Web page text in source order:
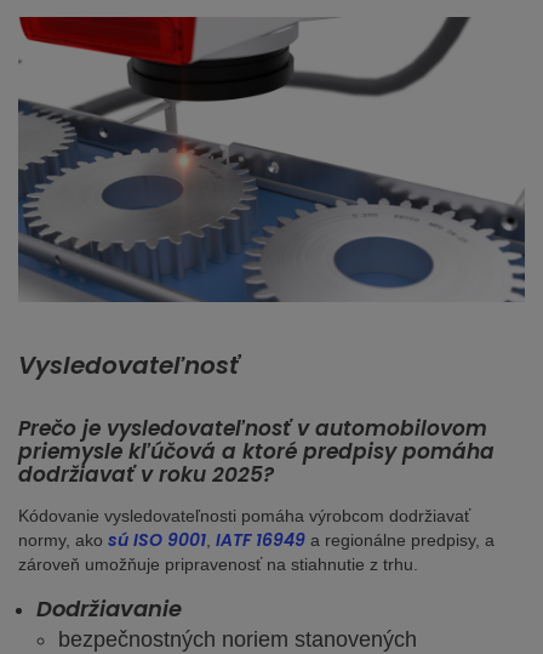
Vysledovateľnosť
Prečo je vysledovateľnosť v automobilovom
priemysle kľúčová a ktoré predpisy pomáha
dodržiavať v roku 2025?
Kódovanie vysledovateľnosti pomáha výrobcom dodržiavať
normy, ako sú ISO 9001, IATF 16949 a regionálne predpisy, a
zároveň umožňuje pripravenosť na stiahnutie z trhu.
Dodržiavanie
bezpečnostných noriem stanovených